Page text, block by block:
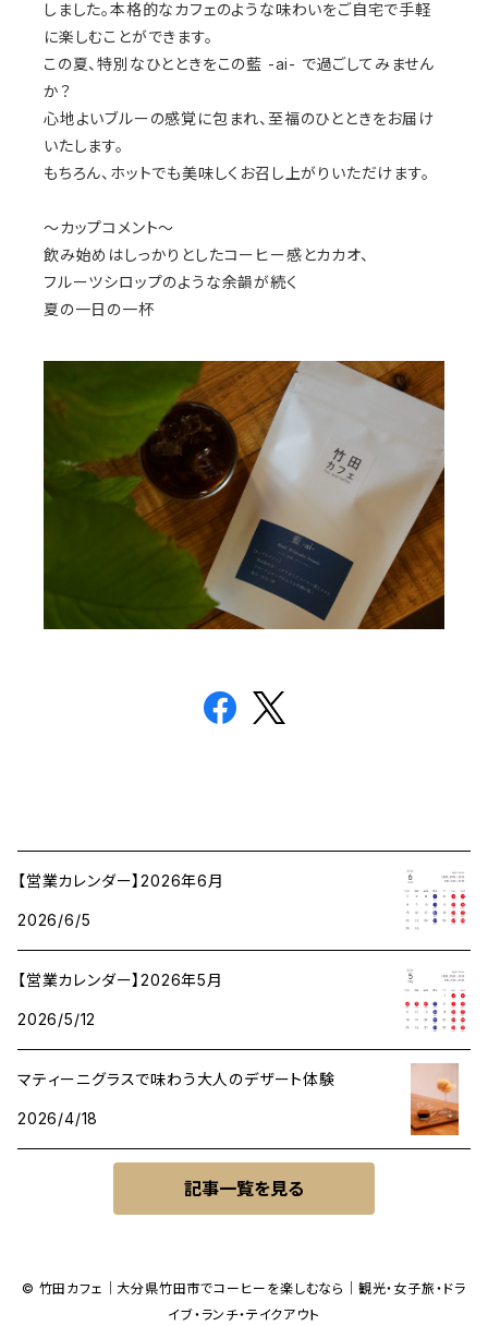
しました。本格的なカフェのような味わいをご自宅で手軽
に楽しむことができます。
この夏、特別なひとときをこの藍 -ai- で過ごしてみません
か？
心地よいブルーの感覚に包まれ、至福のひとときをお届け
いたします。
もちろん、ホットでも美味しくお召し上がりいただけます。
〜カップコメント〜
飲み始めはしっかりとしたコーヒー感とカカオ、
フルーツシロップのような余韻が続く
夏の一日の一杯
【営業カレンダー】2026年6月
2026/6/5
【営業カレンダー】2026年5月
2026/5/12
マティーニグラスで味わう大人のデザート体験
2026/4/18
記事一覧を見る
© 竹田カフェ｜大分県竹田市でコーヒーを楽しむなら｜観光・女子旅・ドラ
イブ・ランチ・テイクアウト